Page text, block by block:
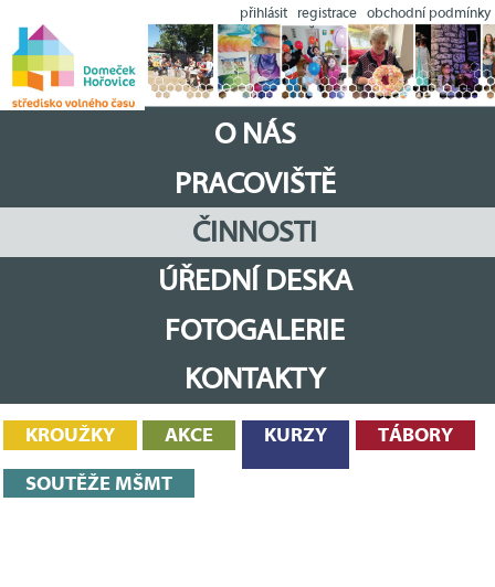
přihlásit registrace obchodní podmínky
O NÁS
PRACOVIŠTĚ
ČINNOSTI
ÚŘEDNÍ DESKA
FOTOGALERIE
KONTAKTY
KROUŽKY AKCE KURZY TÁBORY
SOUTĚŽE MŠMT